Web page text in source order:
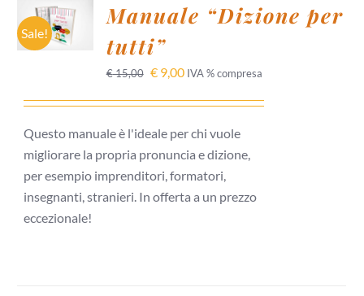
Sale!
AL
CARRELLO
/
Manuale “Dizione per
tutti”
€15,00 €9,00 IVA % compresa
Questo manuale è l'ideale per chi vuole
migliorare la propria pronuncia e dizione,
per esempio imprenditori, formatori,
insegnanti, stranieri. In offerta a un prezzo
eccezionale!